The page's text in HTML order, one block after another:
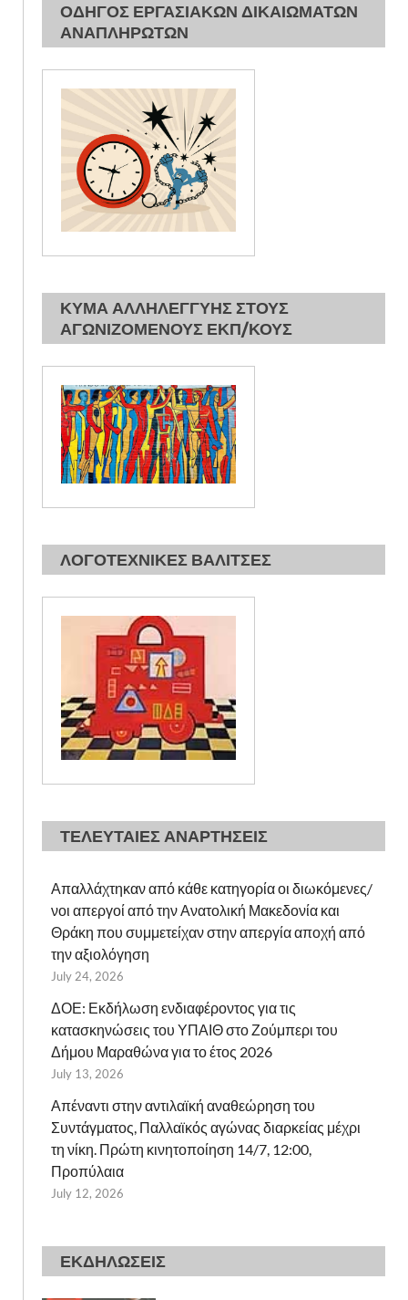
ΟΔΗΓΟΣ ΕΡΓΑΣΙΑΚΩΝ ΔΙΚΑΙΩΜΑΤΩΝ
ΑΝΑΠΛΗΡΩΤΩΝ
ΚΥΜΑ ΑΛΛΗΛΕΓΓΥΗΣ ΣΤΟΥΣ
ΑΓΩΝΙΖΟΜΕΝΟΥΣ ΕΚΠ/ΚΟΥΣ
ΛΟΓΟΤΕΧΝΙΚΕΣ ΒΑΛΙΤΣΕΣ
ΤΕΛΕΥΤΑΙΕΣ ΑΝΑΡΤΗΣΕΙΣ
Απαλλάχτηκαν από κάθε κατηγορία οι διωκόμενες/
νοι απεργοί από την Ανατολική Μακεδονία και
Θράκη που συμμετείχαν στην απεργία αποχή από
την αξιολόγηση
July 24, 2026
ΔΟΕ: Εκδήλωση ενδιαφέροντος για τις
κατασκηνώσεις του ΥΠΑΙΘ στο Ζούμπερι του
Δήμου Μαραθώνα για το έτος 2026
July 13, 2026
Απέναντι στην αντιλαϊκή αναθεώρηση του
Συντάγματος, Παλλαϊκός αγώνας διαρκείας μέχρι
τη νίκη. Πρώτη κινητοποίηση 14/7, 12:00,
Προπύλαια
July 12, 2026
ΕΚΔΗΛΩΣΕΙΣ